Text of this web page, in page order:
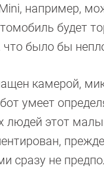
например,
будет
что было бы
камерой,
умеет
людей этот
сразу не